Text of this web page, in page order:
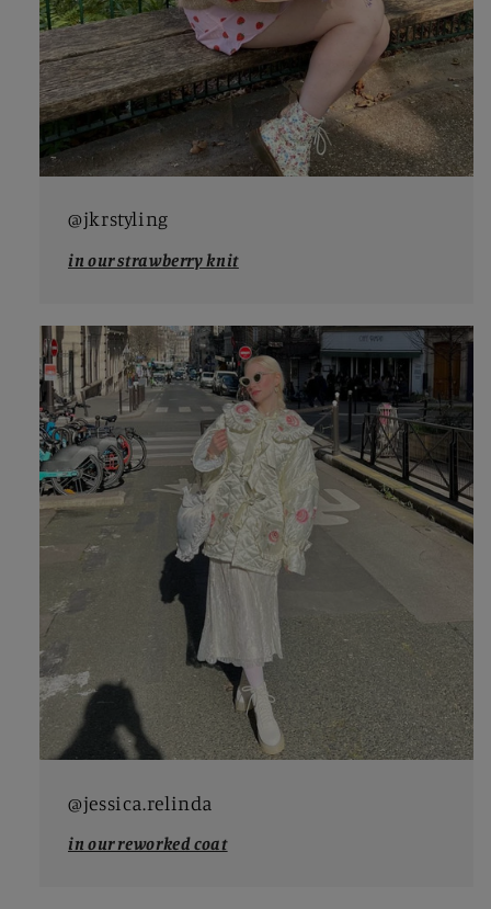
@jkrstyling
in our strawberry knit
@jessica.relinda
in our reworked coat